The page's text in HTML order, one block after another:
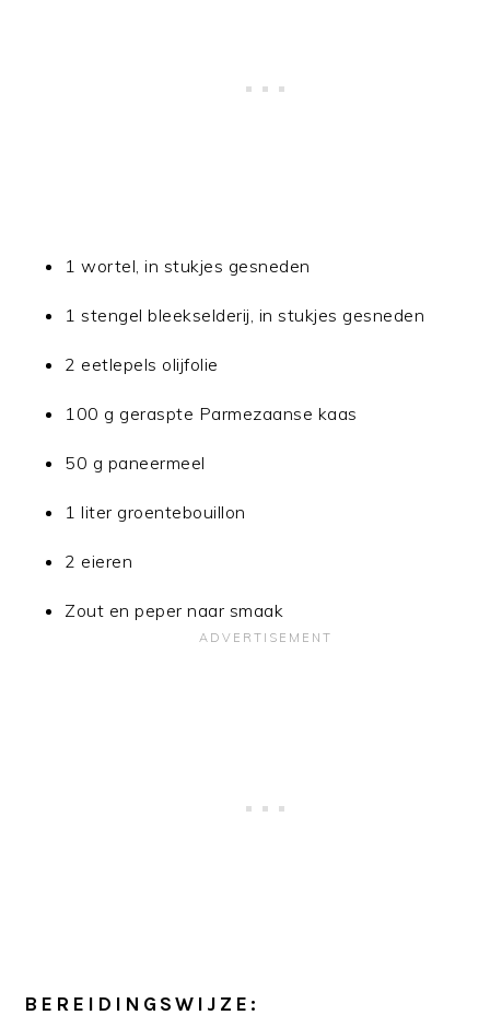
1 wortel, in stukjes gesneden
1 stengel bleekselderij, in stukjes gesneden
2 eetlepels olijfolie
100 g geraspte Parmezaanse kaas
50 g paneermeel
1 liter groentebouillon
2 eieren
Zout en peper naar smaak
BEREIDINGSWIJZE: